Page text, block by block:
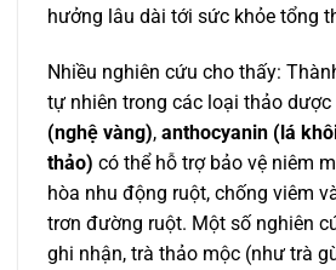
hưởng lâu dài tới sức khỏe tổng
Nhiều nghiên cứu cho thấy:
tự nhiên trong các loại thảo
(nghệ vàng), anthocyanin (lá
thảo) có thể hỗ trợ bảo vệ niêm
hòa nhu động ruột, chống viêm
trơn đường ruột. Một số nghiên
ghi nhận, trà thảo mộc (như trà